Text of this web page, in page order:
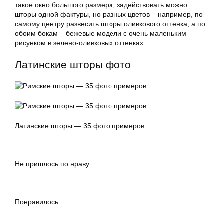
такое окно большого размера, задействовать можно
шторы одной фактуры, но разных цветов – например, по
самому центру развесить шторы оливкового оттенка, а по
обоим бокам – бежевые модели с очень маленьким
рисунком в зелено-оливковых оттенках.
Латинские шторы фото
Латинские шторы — 35 фото примеров
Не пришлось по нраву
Понравилось